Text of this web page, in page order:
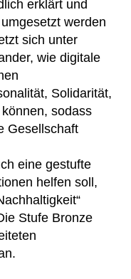
erklärt und
werden
sich unter
wie digitale
Solidarität,
sodass
Gesellschaft
eine gestufte
helfen soll,
Stufe Bronze